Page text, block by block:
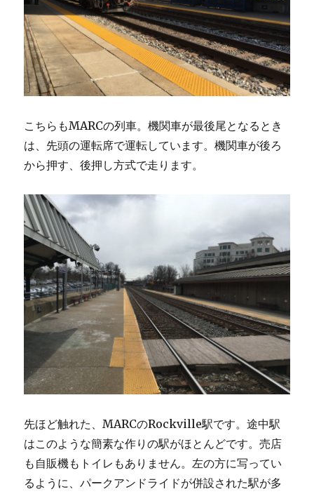
こちらもMARCの列車。機関車が最後尾となるとき
は、先頭の運転席で運転しています。機関車が後ろ
から押す、後押し方式で走ります。
先ほど触れた、MARCのRockville駅です。途中駅
はこのような簡素な作りの駅がほとんどです。売店
も自販機もトイレもありません。左の方に写ってい
るように、パークアンドライドが併設された駅が多